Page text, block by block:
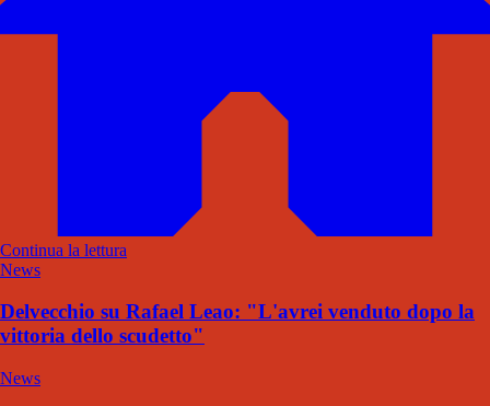
Continua la lettura
News
Delvecchio su Rafael Leao: "L'avrei venduto dopo la
vittoria dello scudetto"
News